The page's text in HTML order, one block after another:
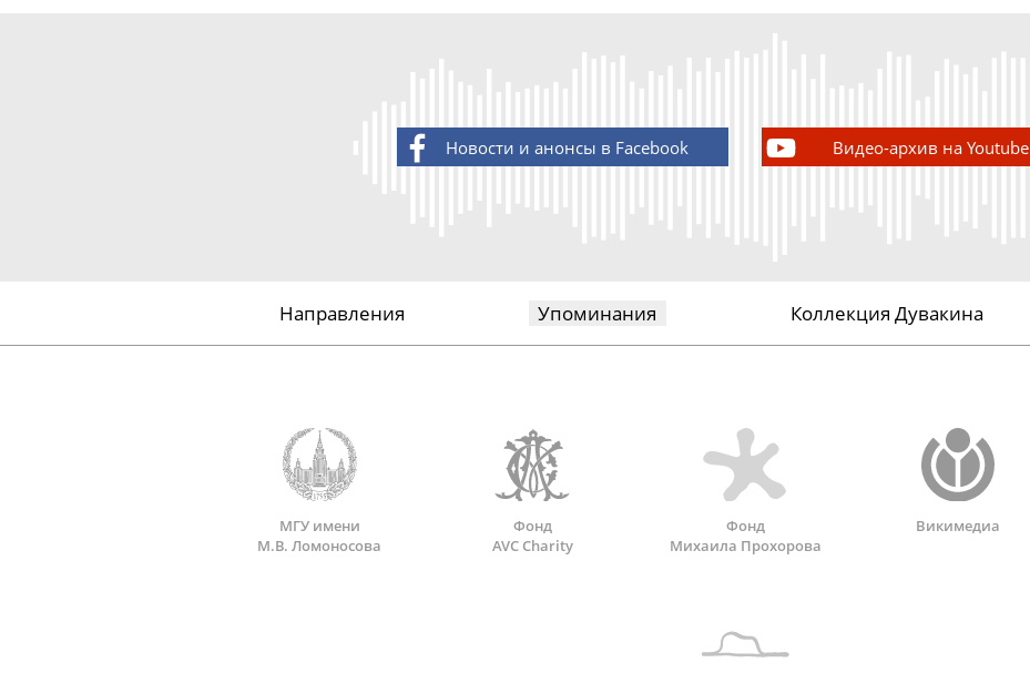
Новости и анонсы в Facebook Видео-архив на Youtube
Направления Упоминания Коллекция Дувакина
МГУ имени
М.В. Ломоносова
Фонд
AVC Charity
Фонд
Михаила Прохорова
Викимедиа